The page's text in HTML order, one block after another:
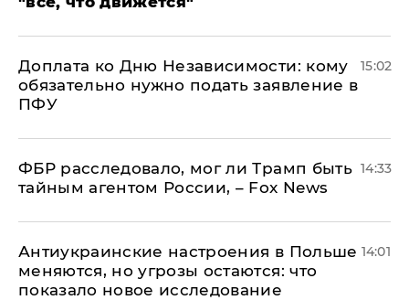
Доплата ко Дню Независимости: кому
обязательно нужно подать заявление в
ПФУ
15:02
ФБР расследовало, мог ли Трамп быть
тайным агентом России, – Fox News
14:33
Антиукраинские настроения в Польше
меняются, но угрозы остаются: что
показало новое исследование
14:01